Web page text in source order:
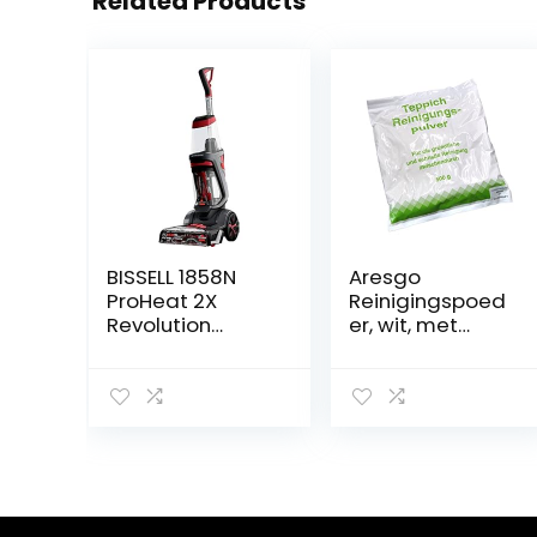
BISSELL 1858N
ProHeat 2X
Revolution
Aresgo
Reinigingspoed
er, wit, met
(ca. 100 m²), 2